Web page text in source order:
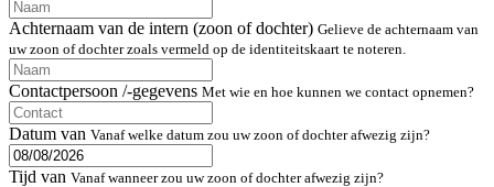
Achternaam van de intern (zoon of dochter) Gelieve de achternaam van
uw zoon of dochter zoals vermeld op de identiteitskaart te noteren.
Contactpersoon /-gegevens Met wie en hoe kunnen we contact opnemen?
Datum van Vanaf welke datum zou uw zoon of dochter afwezig zijn?
Tijd van Vanaf wanneer zou uw zoon of dochter afwezig zijn?